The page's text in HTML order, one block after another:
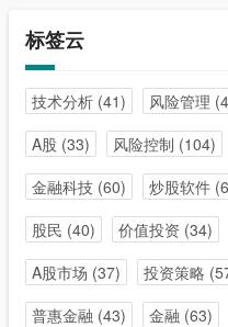
标签云
技术分析(41) 风险管理
A股 (33) 风险控制 (104)
金融科技(60) 炒股软件
股民 (40) 价值投资 (34)
A股市场 (37) 投资策略
普惠金融 (43) 金融 (63)